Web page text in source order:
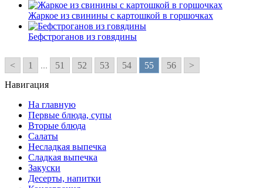
Жаркое из свинины с картошкой в горшочках
Бефстроганов из говядины
< 1 ... 51 52 53 54 55 56
>
Навигация
На главную
Первые блюда, супы
Вторые блюда
Салаты
Несладкая выпечка
Сладкая выпечка
Закуски
Десерты, напитки